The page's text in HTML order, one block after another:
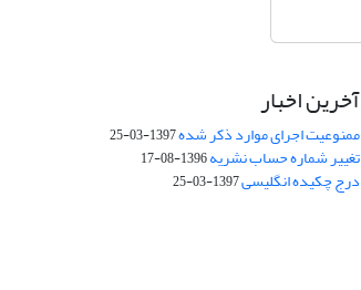
آخرین اخبار
ممنوعیت اجرای موارد ذکر شده1397-03-25
تغییر شماره حساب نشریه1396-08-17
درج چکیده انگلیسی1397-03-25